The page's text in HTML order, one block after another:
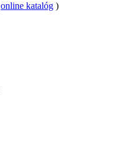
online katalóg )